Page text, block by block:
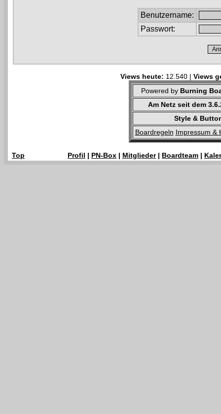
Benutzername:
Passwort:
Views heute: 12.540 | Views
Powered by Burning
Am Netz seit dem
Style &
Boardregeln Impressum &
Top Profil | PN-Box | Mitglieder| Boardteam |